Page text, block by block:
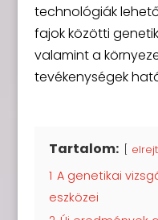
technológiák
fajok közötti
valamint a
tevékenységek
Tartalom:
1 A genetikai
eszközei